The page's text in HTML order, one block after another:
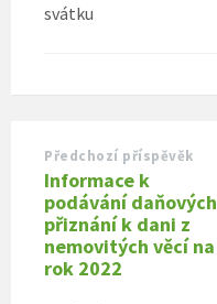
svátku
Předchozí příspěvěk
Informace k
podávání daňových
přiznání k dani z
nemovitých věcí na
rok 2022